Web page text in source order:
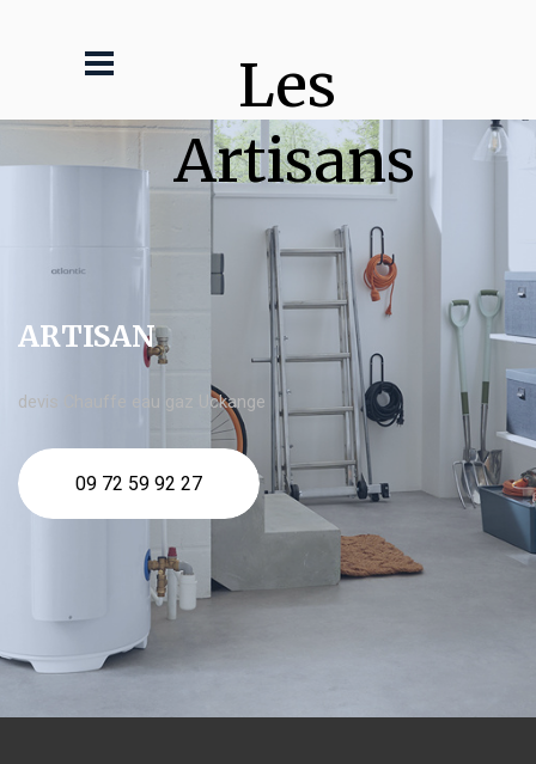
Les
Artisans
ARTISAN
devis Chauffe eau gaz Uckange
09 72 59 92 27